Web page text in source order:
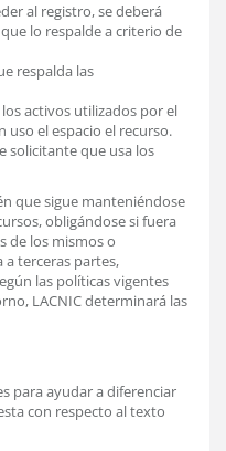
al registro, se deberá
lo respalde a criterio de
respalda las
activos utilizados por el
el espacio el recurso.
solicitante que usa los
que sigue manteniéndose
obligándose si fuera
de los mismos o
terceras partes,
las políticas vigentes
LACNIC determinará las
para ayudar a diferenciar
con respecto al texto